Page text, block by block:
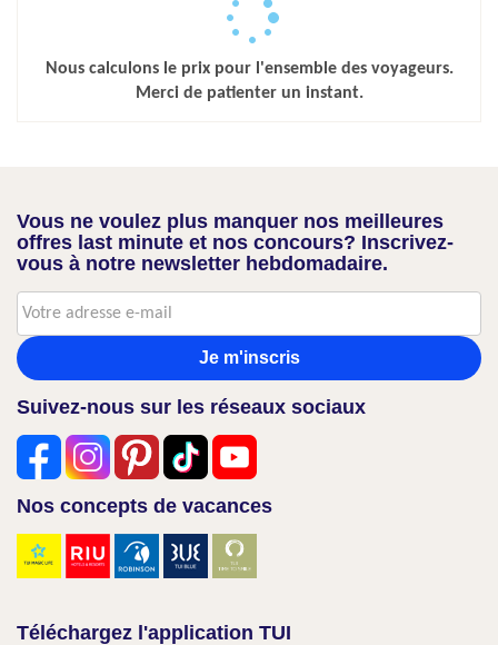
Nous calculons le prix pour l'ensemble des voyageurs.
Merci de patienter un instant.
Vous ne voulez plus manquer nos meilleures
offres last minute et nos concours? Inscrivez-
vous à notre newsletter hebdomadaire.
Je m'inscris
Suivez-nous sur les réseaux sociaux
Nos concepts de vacances
Téléchargez l'application TUI